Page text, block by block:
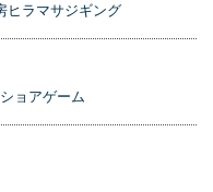
ヒラマサジギング
ョアゲーム